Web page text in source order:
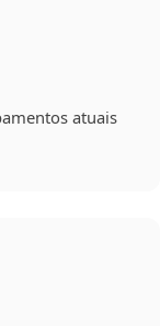
atuais